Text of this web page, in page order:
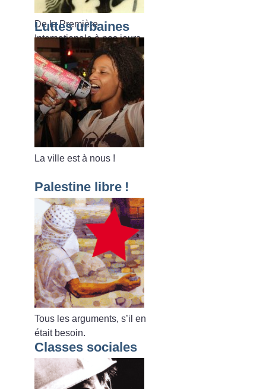
De la Première
Internationale à nos jours.
Luttes urbaines
La ville est à nous !
Palestine libre !
Tous les arguments, s’il en
était besoin.
Classes sociales